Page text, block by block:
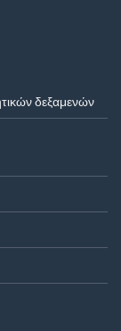
δεξαμενών